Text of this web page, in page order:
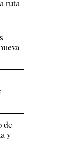
ruta
de
y